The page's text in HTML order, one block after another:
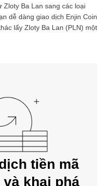
Zloty Ba Lan sang các loại
dễ dàng giao dịch Enjin Coin
lấy Zloty Ba Lan (PLN) một
tiền mã
và khai phá